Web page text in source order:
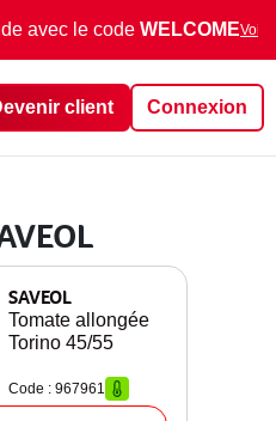
avec le code WELCOMEVoir
client Connexion
SAVEOL
Tomate allongée
Torino 45/55
Code : 967961